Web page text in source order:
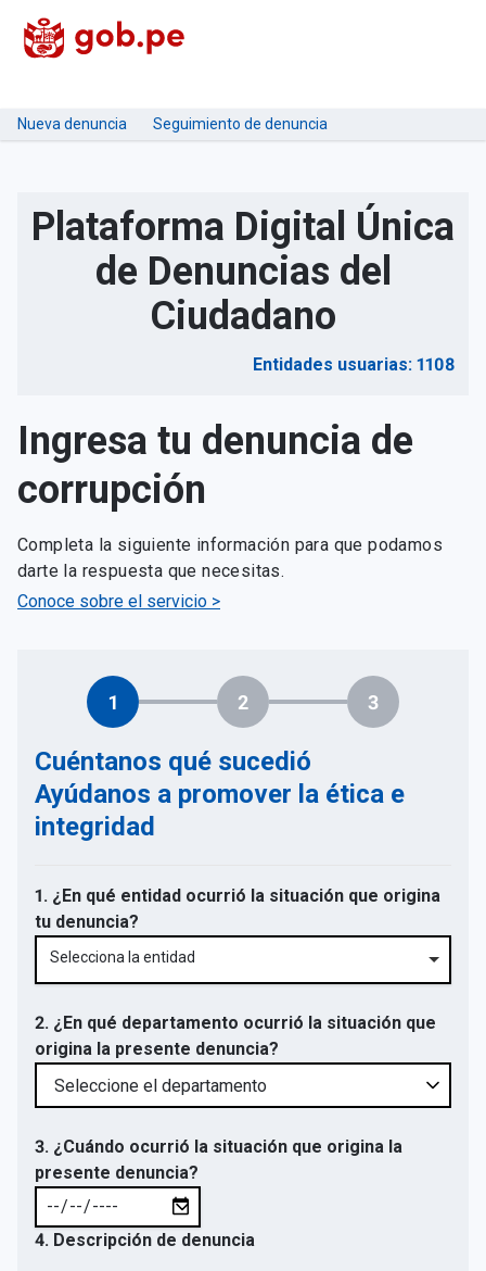
Nueva denuncia Seguimiento de denuncia
Plataforma Digital Única
de Denuncias del
Ciudadano
Entidades usuarias: 1108
Ingresa tu denuncia de
corrupción
Completa la siguiente información para que podamos
darte la respuesta que necesitas.
Conoce sobre el servicio >
1 2 3
Cuéntanos qué sucedió
Ayúdanos a promover la ética e
integridad
1. ¿En qué entidad ocurrió la situación que origina
tu denuncia?
Selecciona la entidad
2. ¿En qué departamento ocurrió la situación que
origina la presente denuncia?
3. ¿Cuándo ocurrió la situación que origina la
presente denuncia?
4. Descripción de denuncia